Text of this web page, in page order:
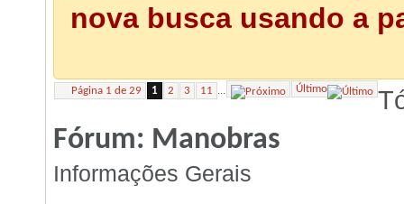
nova busca usando a
Página 1 de 29 1 2 3 11 ... Último
Fórum: Manobras
Informações Gerais